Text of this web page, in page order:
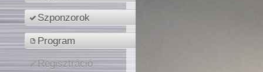
Szponzorok
Program
Regisztráció